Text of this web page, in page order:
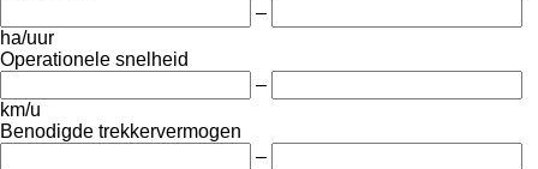
–
ha/uur
Operationele snelheid
–
km/u
Benodigde trekkervermogen
–